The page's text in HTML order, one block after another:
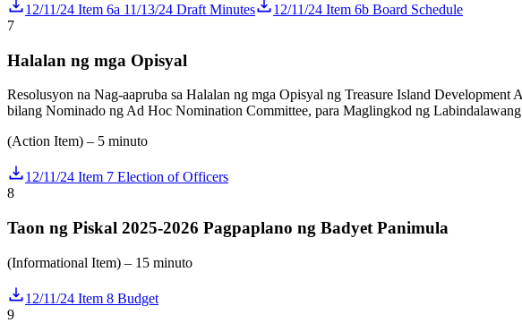
12/11/24 Item 6a 11/13/24 Draft Minutes
12/11/24 Item 6b Board Schedule
7
Halalan ng mga Opisyal
Resolusyon na Nag-aapruba sa Halalan ng mga Opisyal ng Treasure Island
bilang Nominado ng Ad Hoc Nomination Committee, para Maglingkod ng
(Action Item) – 5 minuto
12/11/24 Item 7 Election of Officers
8
Taon ng Piskal 2025-2026 Pagpaplano ng Badyet Panimula
(Informational Item) – 15 minuto
12/11/24 Item 8 Budget
9